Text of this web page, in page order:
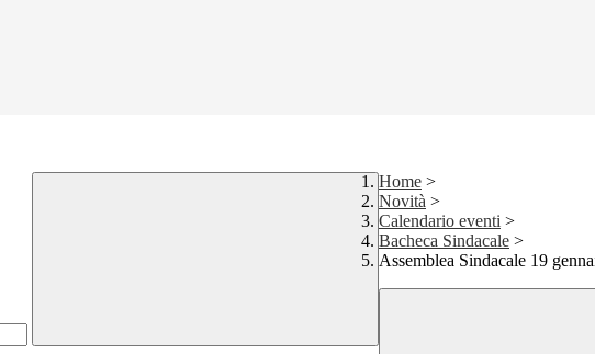
Home >
Novità >
Calendario eventi >
Bacheca Sindacale >
Assemblea Sindacale 19